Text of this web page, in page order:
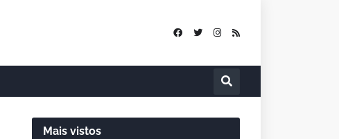
Mais vistos